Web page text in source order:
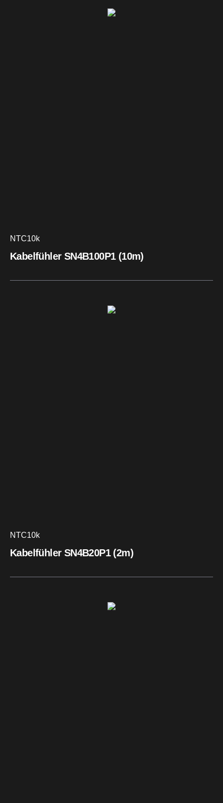
NTC10k
Kabelfühler SN4B100P1 (10m)
NTC10k
Kabelfühler SN4B20P1 (2m)